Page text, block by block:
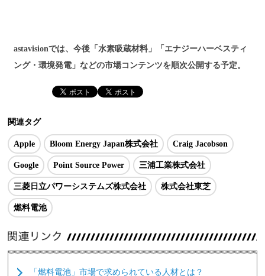
astavisionでは、今後「水素吸蔵材料」「エナジーハーベスティ
ング・環境発電」などの市場コンテンツを順次公開する予定。
関連タグ
Apple Bloom Energy Japan株式会社 Craig Jacobson
Google Point Source Power 三浦工業株式会社
三菱日立パワーシステムズ株式会社 株式会社東芝
燃料電池
「燃料電池」市場で求められている人材とは？